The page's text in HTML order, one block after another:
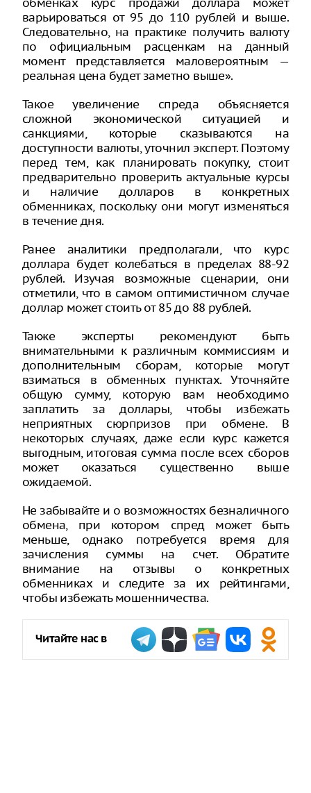
варьироваться от 95 до 110 рублей и выше.
Следовательно, на практике получить валюту
по официальным расценкам на данный
момент представляется маловероятным —
реальная цена будет заметно выше».
Такое увеличение спреда объясняется
сложной экономической ситуацией и
санкциями, которые сказываются на
доступности валюты, уточнил эксперт. Поэтому
перед тем, как планировать покупку, стоит
предварительно проверить актуальные курсы
и наличие долларов в конкретных
обменниках, поскольку они могут изменяться
в течение дня.
Ранее аналитики предполагали, что курс
доллара будет колебаться в пределах 88-92
рублей. Изучая возможные сценарии, они
отметили, что в самом оптимистичном случае
доллар может стоить от 85 до 88 рублей.
Также эксперты рекомендуют быть
внимательными к различным коммиссиям и
дополнительным сборам, которые могут
взиматься в обменных пунктах. Уточняйте
общую сумму, которую вам необходимо
заплатить за доллары, чтобы избежать
неприятных сюрпризов при обмене. В
некоторых случаях, даже если курс кажется
выгодным, итоговая сумма после всех сборов
может оказаться существенно выше
ожидаемой.
Не забывайте и о возможностях безналичного
обмена, при котором спред может быть
меньше, однако потребуется время для
зачисления суммы на счет. Обратите
внимание на отзывы о конкретных
обменниках и следите за их рейтингами,
чтобы избежать мошенничества.
Читайте нас в